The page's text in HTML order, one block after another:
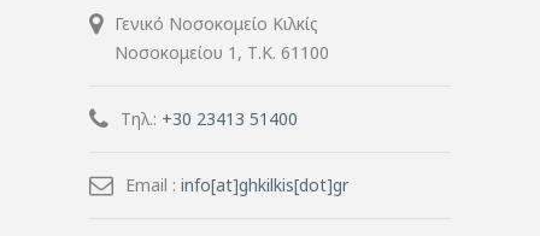
Γενικό Νοσοκομείο Κιλκίς
Νοσοκομείου 1, Τ.Κ. 61100
Τηλ.: +30 23413 51400
Email : info[at]ghkilkis[dot]gr